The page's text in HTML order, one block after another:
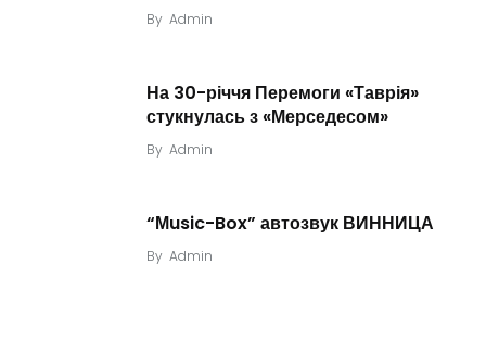
By Admin
На 30-річчя Перемоги «Таврія»
стукнулась з «Мерседесом»
By Admin
“Мusic-Box” автозвук ВИННИЦА
By Admin